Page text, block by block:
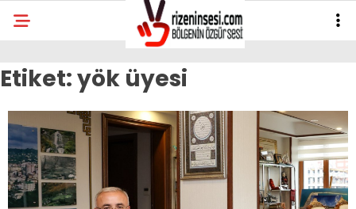
Etiket:yök üyesi